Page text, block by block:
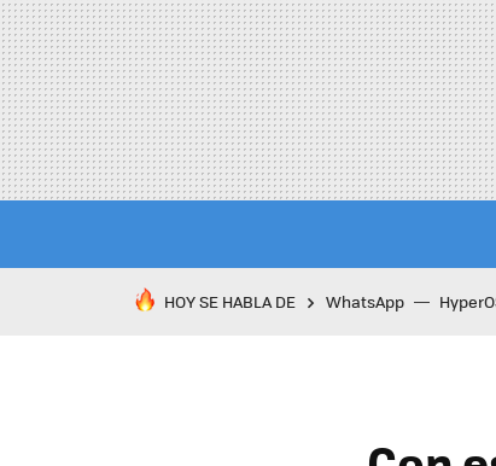
HOY SE HABLA DE WhatsApp